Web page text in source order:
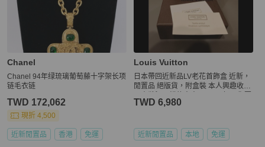
Chanel
Chanel 94年绿琉璃葡萄藤十字架长项
链毛衣链
TWD 172,062
現折 4,500
近新閒置品 香港 免運
Louis Vuitton
日本帶回近新品LV老花首飾盒 近新，
閒置品 絕版貨，附盒裝 本人興趣收藏
求跟新品一樣狀況，請勿下標，謝謝
TWD 6,980
近新閒置品 本地 免運